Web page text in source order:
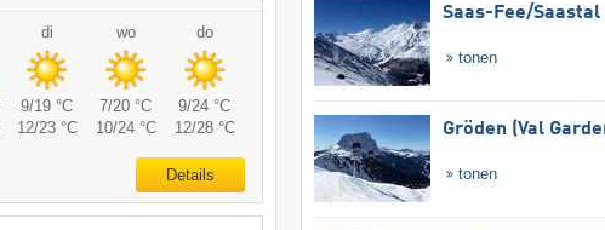
di wo do
9/19 °C 7/20 °C
9/24 °C
12/23 °C 10/24 °C 12/28 °C
Details
Saas-Fee/​Saastal
tonen
Gröden (Val
tonen